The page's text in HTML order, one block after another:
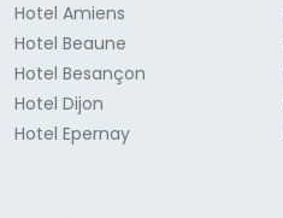
Hotel Amiens
Hotel Beaune
Hotel Besançon
Hotel Dijon
Hotel Epernay